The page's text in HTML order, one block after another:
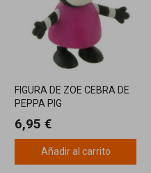
FIGURA DE ZOE CEBRA DE
PEPPA PIG
6,95 €
Añadir al carrito